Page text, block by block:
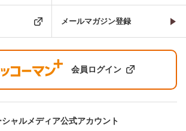
メールマガジン登録
会員ログイン
シャルメディア公式アカウント